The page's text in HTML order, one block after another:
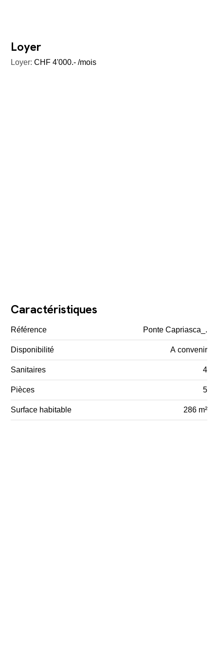
Loyer
Loyer: CHF 4'000.- /mois
Caractéristiques
Référence Ponte Capriasca_.
Disponibilité A convenir
Sanitaires 4
Pièces 5
Surface habitable 286 m²